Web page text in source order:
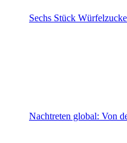
Sechs Stück
Nachtreten global: Von